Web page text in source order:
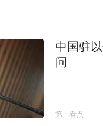
中国驻
问
第一看点